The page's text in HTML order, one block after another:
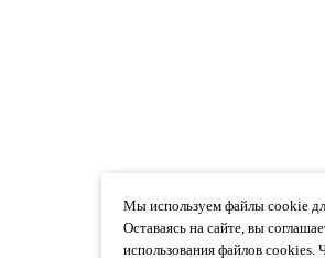
Мы используем файлы cookie
Оставаясь на сайте, вы
использования файлов cookies.